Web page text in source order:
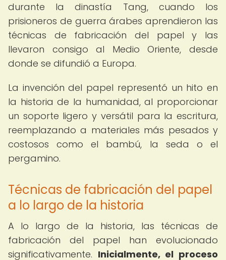
durante la dinastía Tang, cuando los
prisioneros de guerra árabes aprendieron las
técnicas de fabricación del papel y las
llevaron consigo al Medio Oriente, desde
donde se difundió a Europa.
La invención del papel representó un hito en
la historia de la humanidad, al proporcionar
un soporte ligero y versátil para la escritura,
reemplazando a materiales más pesados y
costosos como el bambú, la seda o el
pergamino.
Técnicas de fabricación del papel
a lo largo de la historia
A lo largo de la historia, las técnicas de
fabricación del papel han evolucionado
significativamente. Inicialmente, el proceso